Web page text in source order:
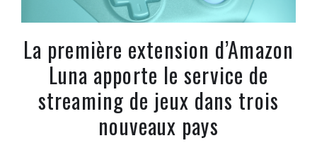
La première extension d’Amazon
Luna apporte le service de
streaming de jeux dans trois
nouveaux pays